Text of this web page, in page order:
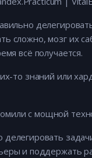
сложно, мозг их
всё получается.
то знаний или
с мощной
и поддержать